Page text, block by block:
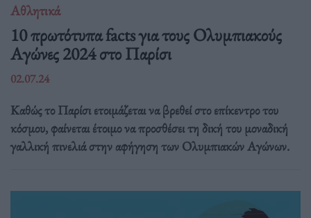
Αθλητικά
10 πρωτότυπα facts για τους Ολυμπιακούς
Αγώνες 2024 στο Παρίσι
02.07.24
Καθώς το Παρίσι ετοιμάζεται να βρεθεί στο επίκεντρο του
κόσμου, φαίνεται έτοιμο να προσθέσει τη δική του μοναδική
γαλλική πινελιά στην αφήγηση των Ολυμπιακών Αγώνων.